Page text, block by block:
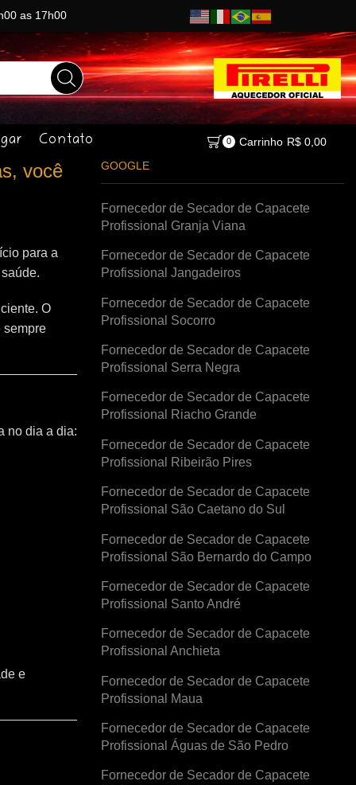
as 17h00
Contato 0 Carrinho R$0,00
você
para a
O
sempre
no dia a dia:
e
GOOGLE
Fornecedor de Secador de Capacete
Profissional Granja Viana
Fornecedor de Secador de Capacete
Profissional Jangadeiros
Fornecedor de Secador de Capacete
Profissional Socorro
Fornecedor de Secador de Capacete
Profissional Serra Negra
Fornecedor de Secador de Capacete
Profissional Riacho Grande
Fornecedor de Secador de Capacete
Profissional Ribeirão Pires
Fornecedor de Secador de Capacete
Profissional São Caetano do Sul
Fornecedor de Secador de Capacete
Profissional São Bernardo do Campo
Fornecedor de Secador de Capacete
Profissional Santo André
Fornecedor de Secador de Capacete
Profissional Anchieta
Fornecedor de Secador de Capacete
Profissional Maua
Fornecedor de Secador de Capacete
Profissional Águas de São Pedro
Fornecedor de Secador de Capacete